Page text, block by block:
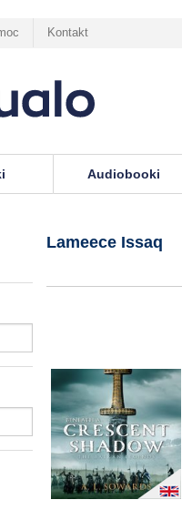
Kontakt
Audiobooki
Lameece Issaq